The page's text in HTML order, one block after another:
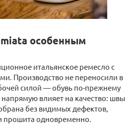
особенным
итальянское ремесло с
Производство не переносили в
силой — обувь по-прежнему
влияет на качество: швы
без видимых дефектов,
прошита одновременно.